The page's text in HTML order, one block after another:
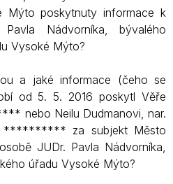
Mýto poskytnuty informace k
Nádvorníka, bývalého
Vysoké Mýto?
a jaké informace (čeho se
od 5. 5. 2016 poskytl Věře
nebo Neilu Dudmanovi, nar.
za subjekt Město
JUDr. Pavla Nádvorníka,
úřadu Vysoké Mýto?